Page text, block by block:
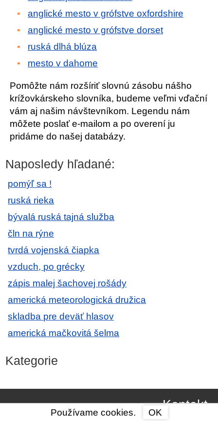
anglické mesto v grófstve oxfordshire
anglické mesto v grófstve dorset
ruská dlhá blúza
mesto v dahome
Pomôžte nám rozšíriť slovnú zásobu nášho
krížovkárskeho slovníka, budeme veľmi vďační
vám aj našim návštevníkom. Legendu nám
môžete poslať e-mailom a po overení ju
pridáme do našej databázy.
Naposledy hľadané:
pomýľ sa !
ruská rieka
bývalá ruská tajná služba
čln na rýne
tvrdá vojenská čiapka
vzduch, po grécky
zápis malej šachovej rošády
americká meteorologická družica
skladba pre deväť hlasov
americká mačkovitá šelma
Kategorie
Kontakt
Používame cookies. OK